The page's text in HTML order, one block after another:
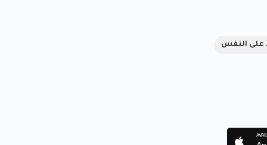
على النفس